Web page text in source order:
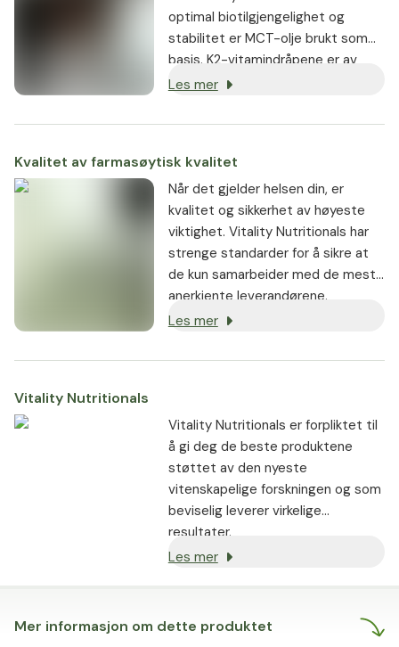
optimal biotilgjengelighet og
stabilitet er MCT-olje brukt som
basis. K2-vitamindråpene er av
høyeste renhet og fri for uønskede
Les mer
Kvalitet av farmasøytisk kvalitet
Når det gjelder helsen din, er
kvalitet og sikkerhet av høyeste
viktighet. Vitality Nutritionals har
strenge standarder for å sikre at
de kun samarbeider med de mest
anerkjente leverandørene.
Les mer
Mer informasjon om dette produktet
Vitality Nutritionals
Vitality Nutritionals er forpliktet til
å gi deg de beste produktene
støttet av den nyeste
vitenskapelige forskningen og som
beviselig leverer virkelige
resultater.
Les mer